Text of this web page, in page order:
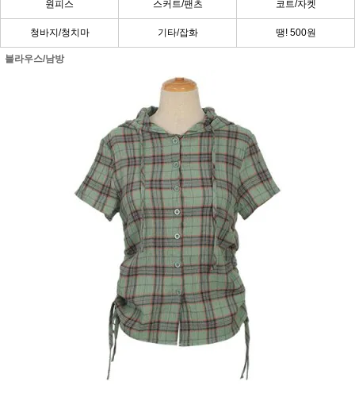
원피스 스커트/팬츠 코트/자켓
청바지/청치마 기타/잡화 땡! 500원
블라우스/남방